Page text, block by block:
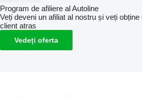
Program de afiliere al Autoline
Veți deveni un afiliat al nostru și veți
client atras
Vedeți oferta